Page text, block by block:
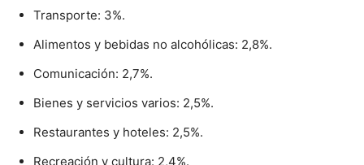
Transporte: 3%.
Alimentos y bebidas no alcohólicas: 2,8%.
Comunicación: 2,7%.
Bienes y servicios varios: 2,5%.
Restaurantes y hoteles: 2,5%.
Recreación y cultura: 2,4%.